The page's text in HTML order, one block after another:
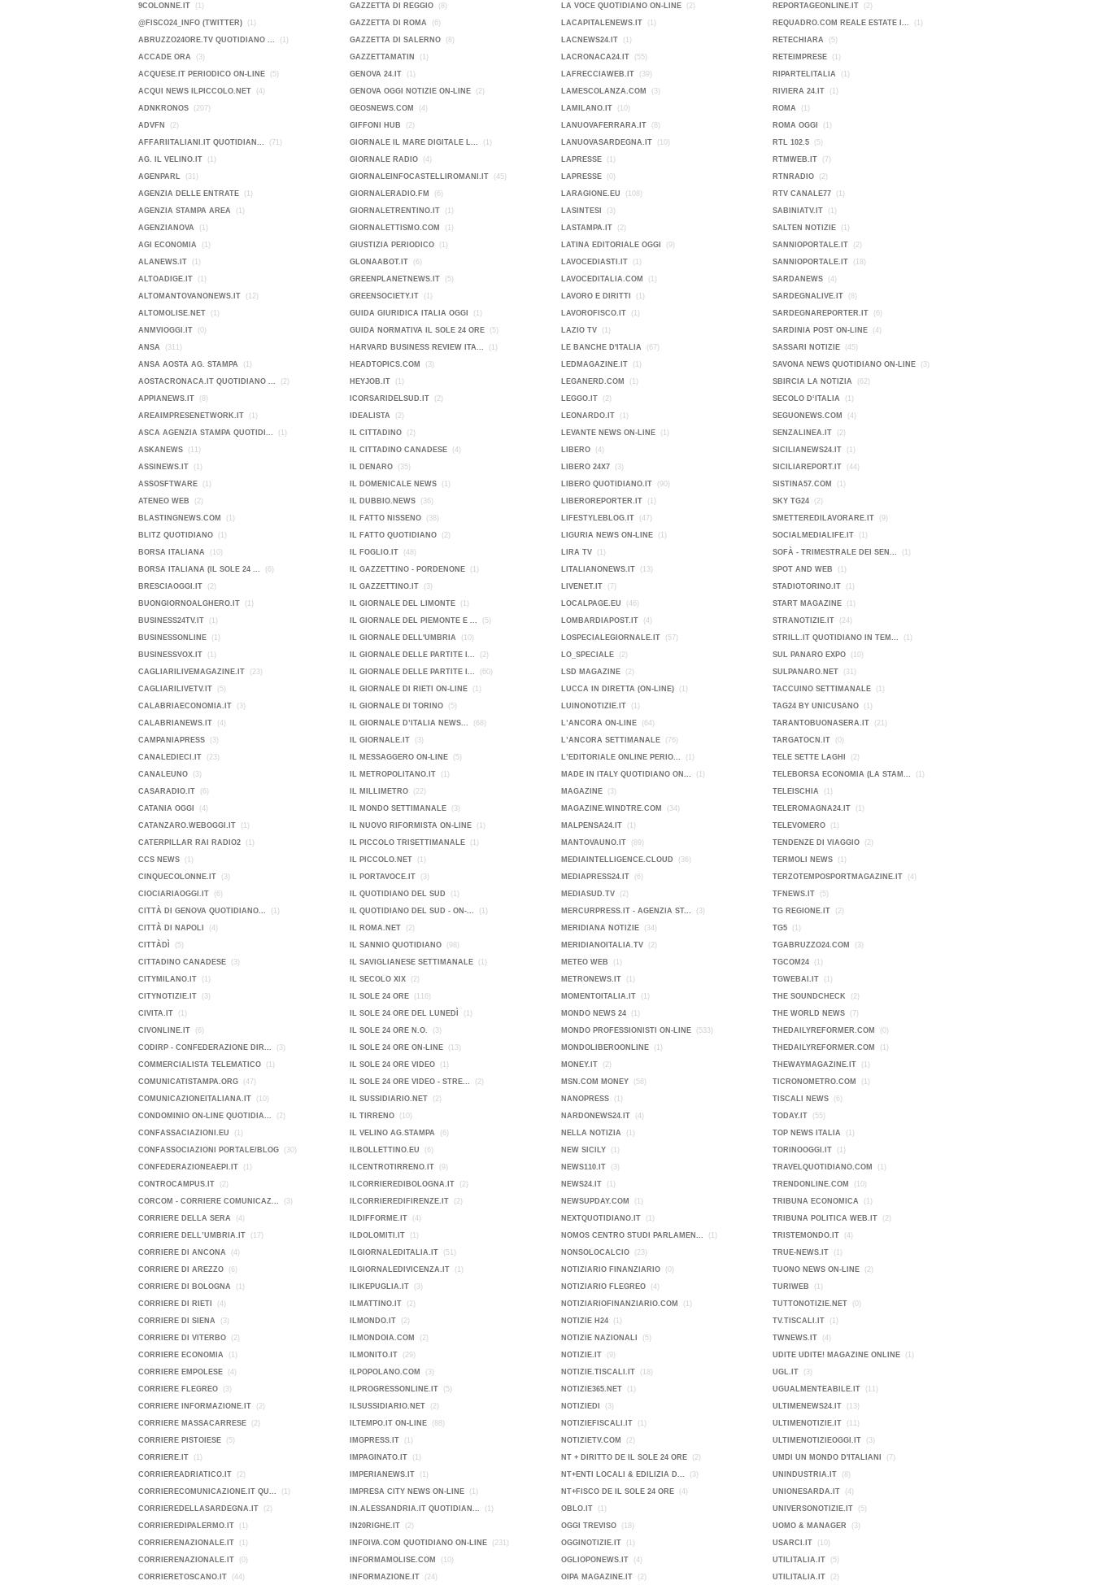
9COLONNE.IT (1)
@FISCO24_INFO (TWITTER) (1)
ABRUZZO24ORE.TV QUOTIDIANO ... (1)
ACCADE ORA (3)
ACQUESE.IT PERIODICO ON-LINE (5)
ACQUI NEWS ILPICCOLO.NET (4)
ADNKRONOS (207)
ADVFN (2)
AFFARIITALIANI.IT QUOTIDIAN... (71)
AG. IL VELINO.IT (1)
AGENPARL (31)
AGENZIA DELLE ENTRATE (1)
AGENZIA STAMPA AREA (1)
AGENZIANOVA (1)
AGI ECONOMIA (1)
ALANEWS.IT (1)
ALTOADIGE.IT (1)
ALTOMANTOVANONEWS.IT (12)
ALTOMOLISE.NET (1)
ANMVIOGGI.IT (0)
ANSA (311)
ANSA AOSTA AG. STAMPA (1)
AOSTACRONACA.IT QUOTIDIANO ... (2)
APPIANEWS.IT (8)
AREAIMPRESENETWORK.IT (1)
ASCA AGENZIA STAMPA QUOTIDI... (1)
ASKANEWS (11)
ASSINEWS.IT (1)
ASSOSFTWARE (1)
ATENEO WEB (2)
BLASTINGNEWS.COM (1)
BLITZ QUOTIDIANO (1)
BORSA ITALIANA (10)
BORSA ITALIANA (IL SOLE 24 ... (6)
BRESCIAOGGI.IT (2)
BUONGIORNOALGHERO.IT (1)
BUSINESS24TV.IT (1)
BUSINESSONLINE (1)
BUSINESSVOX.IT (1)
CAGLIARILIVEMAGAZINE.IT (23)
CAGLIARILIVETV.IT (5)
CALABRIAECONOMIA.IT (3)
CALABRIANEWS.IT (4)
CAMPANIAPRESS (3)
CANALEDIECI.IT (23)
CANALEUNO (3)
CASARADIO.IT (6)
CATANIA OGGI (4)
CATANZARO.WEBOGGI.IT (1)
CATERPILLAR RAI RADIO2 (1)
CCS NEWS (1)
CINQUECOLONNE.IT (3)
CIOCIARIAOGGI.IT (6)
CITTÀ DI GENOVA QUOTIDIANO... (1)
CITTÀ DI NAPOLI (4)
CITTÀDÌ (5)
CITTADINO CANADESE (3)
CITYMILANO.IT (1)
CITYNOTIZIE.IT (3)
CIVITA.IT (1)
CIVONLINE.IT (6)
CODIRP - CONFEDERAZIONE DIR... (3)
COMMERCIALISTA TELEMATICO (1)
COMUNICATISTAMPA.ORG (47)
COMUNICAZIONEITALIANA.IT (10)
CONDOMINIO ON-LINE QUOTIDIA... (2)
CONFASSACIAZIONI.EU (1)
CONFASSOCIAZIONI PORTALE/BLOG (30)
CONFEDERAZIONEAEPI.IT (1)
CONTROCAMPUS.IT (2)
CORCOM - CORRIERE COMUNICAZ... (3)
CORRIERE DELLA SERA (4)
CORRIERE DELL’UMBRIA.IT (17)
CORRIERE DI ANCONA (4)
CORRIERE DI AREZZO (6)
CORRIERE DI BOLOGNA (1)
CORRIERE DI RIETI (4)
CORRIERE DI SIENA (3)
CORRIERE DI VITERBO (2)
CORRIERE ECONOMIA (1)
CORRIERE EMPOLESE (4)
CORRIERE FLEGREO (3)
CORRIERE INFORMAZIONE.IT (2)
CORRIERE MASSACARRESE (2)
CORRIERE PISTOIESE (5)
CORRIERE.IT (1)
CORRIEREADRIATICO.IT (2)
CORRIERECOMUNICAZIONE.IT QU... (1)
CORRIEREDELLASARDEGNA.IT (2)
CORRIEREDIPALERMO.IT (1)
CORRIERENAZIONALE.IT (1)
CORRIERENAZIONALE.IT (0)
CORRIERETOSCANO.IT (44)
GAZZETTA DI REGGIO (8)
GAZZETTA DI ROMA (6)
GAZZETTA DI SALERNO (8)
GAZZETTAMATIN (1)
GENOVA 24.IT (1)
GENOVA OGGI NOTIZIE ON-LINE (2)
GEOSNEWS.COM (4)
GIFFONI HUB (2)
GIORNALE IL MARE DIGITALE L... (1)
GIORNALE RADIO (4)
GIORNALEINFOCASTELLIROMANI.IT (45)
GIORNALERADIO.FM (6)
GIORNALETRENTINO.IT (1)
GIORNALETTISMO.COM (1)
GIUSTIZIA PERIODICO (1)
GLONAABOT.IT (6)
GREENPLANETNEWS.IT (5)
GREENSOCIETY.IT (1)
GUIDA GIURIDICA ITALIA OGGI (1)
GUIDA NORMATIVA IL SOLE 24 ORE (5)
HARVARD BUSINESS REVIEW ITA... (1)
HEADTOPICS.COM (3)
HEYJOB.IT (1)
ICORSARIDELSUD.IT (2)
IDEALISTA (2)
IL CITTADINO (2)
IL CITTADINO CANADESE (4)
IL DENARO (35)
IL DOMENICALE NEWS (1)
IL DUBBIO.NEWS (36)
IL FATTO NISSENO (38)
IL FATTO QUOTIDIANO (2)
IL FOGLIO.IT (48)
IL GAZZETTINO - PORDENONE (1)
IL GAZZETTINO.IT (3)
IL GIORNALE DEL LIMONTE (1)
IL GIORNALE DEL PIEMONTE E ... (5)
IL GIORNALE DELL'UMBRIA (10)
IL GIORNALE DELLE PARTITE I... (2)
IL GIORNALE DELLE PARTITE I... (60)
IL GIORNALE DI RIETI ON-LINE (1)
IL GIORNALE DI TORINO (5)
IL GIORNALE D’ITALIA NEWS... (68)
IL GIORNALE.IT (3)
IL MESSAGGERO ON-LINE (5)
IL METROPOLITANO.IT (1)
IL MILLIMETRO (22)
IL MONDO SETTIMANALE (3)
IL NUOVO RIFORMISTA ON-LINE (1)
IL PICCOLO TRISETTIMANALE (1)
IL PICCOLO.NET (1)
IL PORTAVOCE.IT (3)
IL QUOTIDIANO DEL SUD (1)
IL QUOTIDIANO DEL SUD - ON-... (1)
IL ROMA.NET (2)
IL SANNIO QUOTIDIANO (98)
IL SAVIGLIANESE SETTIMANALE (1)
IL SECOLO XIX (2)
IL SOLE 24 ORE (116)
IL SOLE 24 ORE DEL LUNEDÌ (1)
IL SOLE 24 ORE N.O. (3)
IL SOLE 24 ORE ON-LINE (13)
IL SOLE 24 ORE VIDEO (1)
IL SOLE 24 ORE VIDEO - STRE... (2)
IL SUSSIDIARIO.NET (2)
IL TIRRENO (10)
IL VELINO AG.STAMPA (6)
ILBOLLETTINO.EU (6)
ILCENTROTIRRENO.IT (9)
ILCORRIEREDIBOLOGNA.IT (2)
ILCORRIEREDIFIRENZE.IT (2)
ILDIFFORME.IT (4)
ILDOLOMITI.IT (1)
ILGIORNALEDITALIA.IT (51)
ILGIORNALEDIVICENZA.IT (1)
ILIKEPUGLIA.IT (3)
ILMATTINO.IT (2)
ILMONDO.IT (2)
ILMONDOIA.COM (2)
ILMONITO.IT (29)
ILPOPOLANO.COM (3)
ILPROGRESSONLINE.IT (5)
ILSUSSIDIARIO.NET (2)
ILTEMPO.IT ON-LINE (88)
IMGPRESS.IT (1)
IMPAGINATO.IT (1)
IMPERIANEWS.IT (1)
IMPRESA CITY NEWS ON-LINE (1)
IN.ALESSANDRIA.IT QUOTIDIAN... (1)
IN20RIGHE.IT (2)
INFOIVA.COM QUOTIDIANO ON-LINE (231)
INFORMAMOLISE.COM (10)
INFORMAZIONE.IT (24)
LA VOCE QUOTIDIANO ON-LINE (2)
LACAPITALENEWS.IT (1)
LACNEWS24.IT (1)
LACRONACA24.IT (55)
LAFRECCIAWEB.IT (39)
LAMESCOLANZA.COM (3)
LAMILANO.IT (10)
LANUOVAFERRARA.IT (8)
LANUOVASARDEGNA.IT (10)
LAPRESSE (1)
LAPRESSE (0)
LARAGIONE.EU (108)
LASINTESI (3)
LASTAMPA.IT (2)
LATINA EDITORIALE OGGI (9)
LAVOCEDIASTI.IT (1)
LAVOCEDITALIA.COM (1)
LAVORO E DIRITTI (1)
LAVOROFISCO.IT (1)
LAZIO TV (1)
LE BANCHE D'ITALIA (67)
LEDMAGAZINE.IT (1)
LEGANERD.COM (1)
LEGGO.IT (2)
LEONARDO.IT (1)
LEVANTE NEWS ON-LINE (1)
LIBERO (4)
LIBERO 24X7 (3)
LIBERO QUOTIDIANO.IT (90)
LIBEROREPORTER.IT (1)
LIFESTYLEBLOG.IT (47)
LIGURIA NEWS ON-LINE (1)
LIRA TV (1)
LITALIANONEWS.IT (13)
LIVENET.IT (7)
LOCALPAGE.EU (46)
LOMBARDIAPOST.IT (4)
LOSPECIALEGIORNALE.IT (57)
LO_SPECIALE (2)
LSD MAGAZINE (2)
LUCCA IN DIRETTA (ON-LINE) (1)
LUINONOTIZIE.IT (1)
L’ANCORA ON-LINE (64)
L’ANCORA SETTIMANALE (76)
L’EDITORIALE ONLINE PERIO... (1)
MADE IN ITALY QUOTIDIANO ON... (1)
MAGAZINE (3)
MAGAZINE.WINDTRE.COM (34)
MALPENSA24.IT (1)
MANTOVAUNO.IT (89)
MEDIAINTELLIGENCE.CLOUD (36)
MEDIAPRESS24.IT (6)
MEDIASUD.TV (2)
MERCURPRESS.IT - AGENZIA ST... (3)
MERIDIANA NOTIZIE (34)
MERIDIANOITALIA.TV (2)
METEO WEB (1)
METRONEWS.IT (1)
MOMENTOITALIA.IT (1)
MONDO NEWS 24 (1)
MONDO PROFESSIONISTI ON-LINE (533)
MONDOLIBEROONLINE (1)
MONEY.IT (2)
MSN.COM MONEY (58)
NANOPRESS (1)
NARDONEWS24.IT (4)
NELLA NOTIZIA (1)
NEW SICILY (1)
NEWS110.IT (3)
NEWS24.IT (1)
NEWSUPDAY.COM (1)
NEXTQUOTIDIANO.IT (1)
NOMOS CENTRO STUDI PARLAMEN... (1)
NONSOLOCALCIO (23)
NOTIZIARIO FINANZIARIO (0)
NOTIZIARIO FLEGREO (4)
NOTIZIARIOFINANZIARIO.COM (1)
NOTIZIE H24 (1)
NOTIZIE NAZIONALI (5)
NOTIZIE.IT (9)
NOTIZIE.TISCALI.IT (18)
NOTIZIE365.NET (1)
NOTIZIEDI (3)
NOTIZIEFISCALI.IT (1)
NOTIZIETV.COM (2)
NT + DIRITTO DE IL SOLE 24 ORE (2)
NT+ENTI LOCALI & EDILIZIA D... (3)
NT+FISCO DE IL SOLE 24 ORE (4)
OBLO.IT (1)
OGGI TREVISO (18)
OGGINOTIZIE.IT (1)
OGLIOPONEWS.IT (4)
OIPA MAGAZINE.IT (2)
REPORTAGEONLINE.IT (2)
REQUADRO.COM REALE ESTATE I... (1)
RETECHIARA (5)
RETEIMPRESE (1)
RIPARTELITALIA (1)
RIVIERA 24.IT (1)
ROMA (1)
ROMA OGGI (1)
RTL 102.5 (5)
RTMWEB.IT (7)
RTNRADIO (2)
RTV CANALE77 (1)
SABINIATV.IT (1)
SALTEN NOTIZIE (1)
SANNIOPORTALE.IT (2)
SANNIOPORTALE.IT (18)
SARDANEWS (4)
SARDEGNALIVE.IT (8)
SARDEGNAREPORTER.IT (6)
SARDINIA POST ON-LINE (4)
SASSARI NOTIZIE (45)
SAVONA NEWS QUOTIDIANO ON-LINE (3)
SBIRCIA LA NOTIZIA (62)
SECOLO D‘ITALIA (1)
SEGUONEWS.COM (4)
SENZALINEA.IT (2)
SICILIANEWS24.IT (1)
SICILIAREPORT.IT (44)
SISTINA57.COM (1)
SKY TG24 (2)
SMETTEREDILAVORARE.IT (9)
SOCIALMEDIALIFE.IT (1)
SOFÀ - TRIMESTRALE DEI SEN... (1)
SPOT AND WEB (1)
STADIOTORINO.IT (1)
START MAGAZINE (1)
STRANOTIZIE.IT (24)
STRILL.IT QUOTIDIANO IN TEM... (1)
SUL PANARO EXPO (10)
SULPANARO.NET (31)
TACCUINO SETTIMANALE (1)
TAG24 BY UNICUSANO (1)
TARANTOBUONASERA.IT (21)
TARGATOCN.IT (0)
TELE SETTE LAGHI (2)
TELEBORSA ECONOMIA (LA STAM... (1)
TELEISCHIA (1)
TELEROMAGNA24.IT (1)
TELEVOMERO (1)
TENDENZE DI VIAGGIO (2)
TERMOLI NEWS (1)
TERZOTEMPOSPORTMAGAZINE.IT (4)
TFNEWS.IT (5)
TG REGIONE.IT (2)
TG5 (1)
TGABRUZZO24.COM (3)
TGCOM24 (1)
TGWEBAI.IT (1)
THE SOUNDCHECK (2)
THE WORLD NEWS (7)
THEDAILYREFORMER.COM (0)
THEDAILYREFORMER.COM (1)
THEWAYMAGAZINE.IT (1)
TICRONOMETRO.COM (1)
TISCALI NEWS (6)
TODAY.IT (55)
TOP NEWS ITALIA (1)
TORINOOGGI.IT (1)
TRAVELQUOTIDIANO.COM (1)
TRENDONLINE.COM (10)
TRIBUNA ECONOMICA (1)
TRIBUNA POLITICA WEB.IT (2)
TRISTEMONDO.IT (4)
TRUE-NEWS.IT (1)
TUONO NEWS ON-LINE (2)
TURIWEB (1)
TUTTONOTIZIE.NET (0)
TV.TISCALI.IT (1)
TWNEWS.IT (4)
UDITE UDITE! MAGAZINE ONLINE (1)
UGL.IT (3)
UGUALMENTEABILE.IT (11)
ULTIMENEWS24.IT (13)
ULTIMENOTIZIE.IT (11)
ULTIMENOTIZIEOGGI.IT (3)
UMDI UN MONDO D'ITALIANI (7)
UNINDUSTRIA.IT (8)
UNIONESARDA.IT (4)
UNIVERSONOTIZIE.IT (5)
UOMO & MANAGER (3)
USARCI.IT (10)
UTILITALIA.IT (5)
UTILITALIA.IT (2)